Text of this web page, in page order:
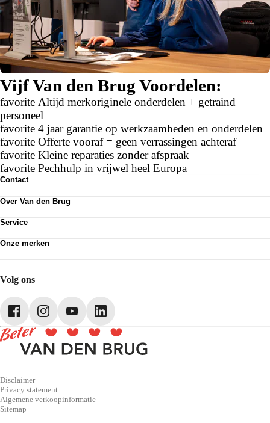
Vijf Van den Brug Voordelen:
favorite Altijd merkoriginele onderdelen + getraind
personeel
favorite 4 jaar garantie op werkzaamheden en onderdelen
favorite Offerte vooraf = geen verrassingen achteraf
favorite Kleine reparaties zonder afspraak
favorite Pechhulp in vrijwel heel Europa
Contact
Vestigingen
Van den Brug account
Over Van den Brug
Over Van den Brug
Partnerships
Service
Pechhulp
Onze merken
SEAT
Volkswagen Bedrijfswagens
Volg ons
Disclaimer
Privacy statement
Algemene verkoopinformatie
Sitemap